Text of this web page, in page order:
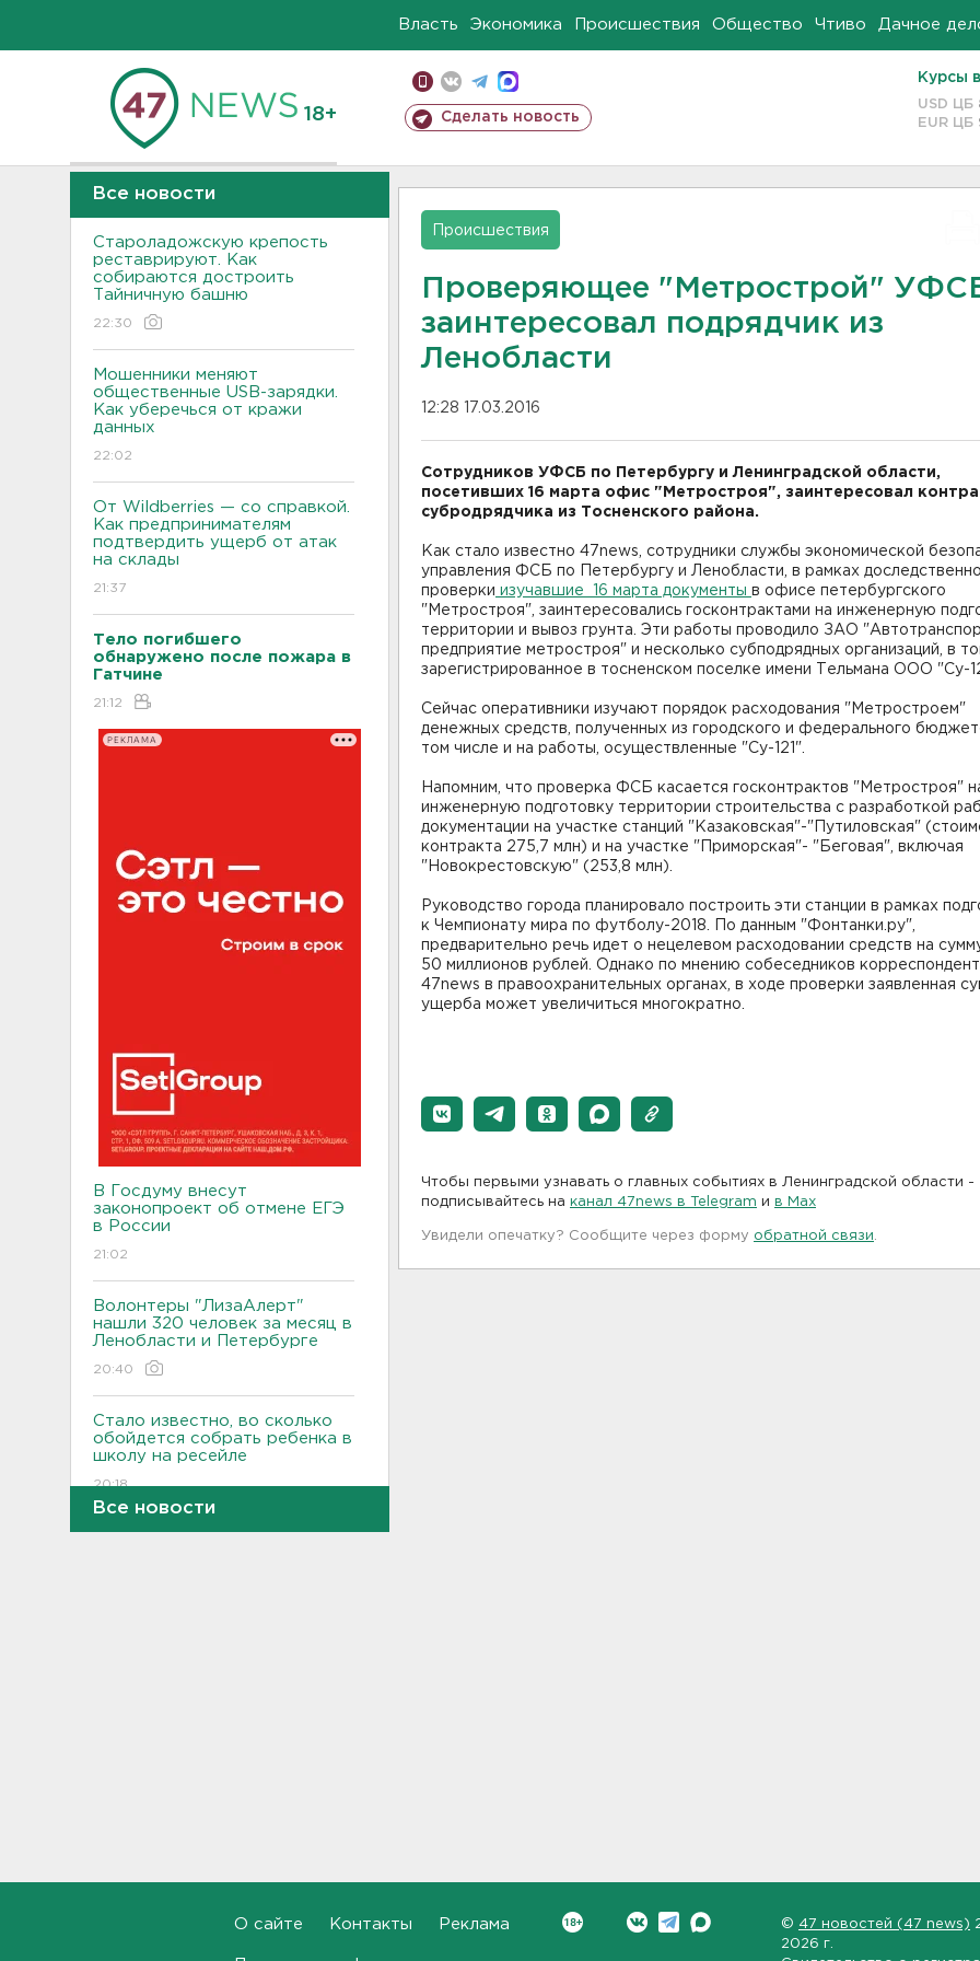
Власть Экономика Происшествия Общество Чтиво Дачное
18+ Сделать новость
Курсы
USD ЦБ
EUR ЦБ
Все новости
Староладожскую крепость
реставрируют. Как
собираются достроить
Тайничную башню
22:30
Мошенники меняют
общественные USB-зарядки.
Как уберечься от кражи
данных
22:02
От Wildberries — со справкой.
Как предпринимателям
подтвердить ущерб от атак
на склады
21:37
Тело погибшего
обнаружено после пожара в
Гатчине
21:12
РЕКЛАМА
В Госдуму внесут
законопроект об отмене ЕГЭ
в России
21:02
Волонтеры "ЛизаАлерт"
нашли 320 человек за месяц в
Ленобласти и Петербурге
20:40
Стало известно, во сколько
обойдется собрать ребенка в
школу на ресейле
20:18
В Ленобласти обнаружили
Для иностранных
экзамен по русскому
Все новости
Происшествия
Проверяющее "Метрострой"
заинтересовал подрядчик из
Ленобласти
12:28 17.03.2016
Сотрудников УФСБ по Петербургу и Ленинградской области,
посетивших 16 марта офис "Метростроя", заинтересовал
субродрядчика из Тосненского района.
Как стало известно 47news, сотрудники службы экономической
управления ФСБ по Петербургу и Ленобласти, в рамках
проверки изучавшие 16 марта документы в офисе петербургского
"Метростроя", заинтересовались госконтрактами на инженерную
территории и вывоз грунта. Эти работы проводило ЗАО
предприятие метростроя" и несколько субподрядных организаций, в
зарегистрированное в тосненском поселке имени Тельмана ООО "Су-
Сейчас оперативники изучают порядок расходования "Метростроем"
денежных средств, полученных из городского и федерального
том числе и на работы, осуществленные "Су-121".
Напомним, что проверка ФСБ касается госконтрактов "Метростроя"
инженерную подготовку территории строительства с разработкой
документации на участке станций "Казаковская"-"Путиловская"
контракта 275,7 млн) и на участке "Приморская"- "Беговая", включая
"Новокрестовскую" (253,8 млн).
Руководство города планировало построить эти станции в рамках
к Чемпионату мира по футболу-2018. По данным "Фонтанки.ру",
предварительно речь идет о нецелевом расходовании средств на
50 миллионов рублей. Однако по мнению собеседников
47news в правоохранительных органах, в ходе проверки заявленная
ущерба может увеличиться многократно.
Чтобы первыми узнавать о главных событиях в Ленинградской области -
подписывайтесь на канал 47news в Telegram и в Maх
Увидели опечатку? Сообщите через форму обратной связи
О сайте Контакты Реклама © 47 новостей (47 news)
2026 г.